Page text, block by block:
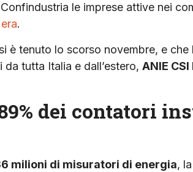
le imprese attive nei
.
è tenuto lo scorso novembre, e
tutta Italia e dall’estero, ANIE
dei contatori
milioni di misuratori di energia,